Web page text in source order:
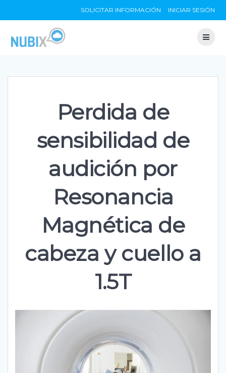
to
SOLICITAR INFORMACIÓN INICIAR SESIÓN
Perdida de
sensibilidad de
audición por
Resonancia
Magnética de
cabeza y cuello a
1.5T